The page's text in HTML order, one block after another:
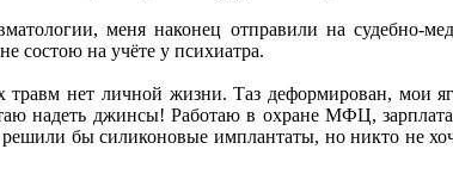
меня наконец отправили на судебно-
состою на учёте у психиатра.
травм нет личной жизни. Таз деформирован, мои
надеть джинсы! Работаю в охране МФЦ,
бы силиконовые имплантаты, но никто не